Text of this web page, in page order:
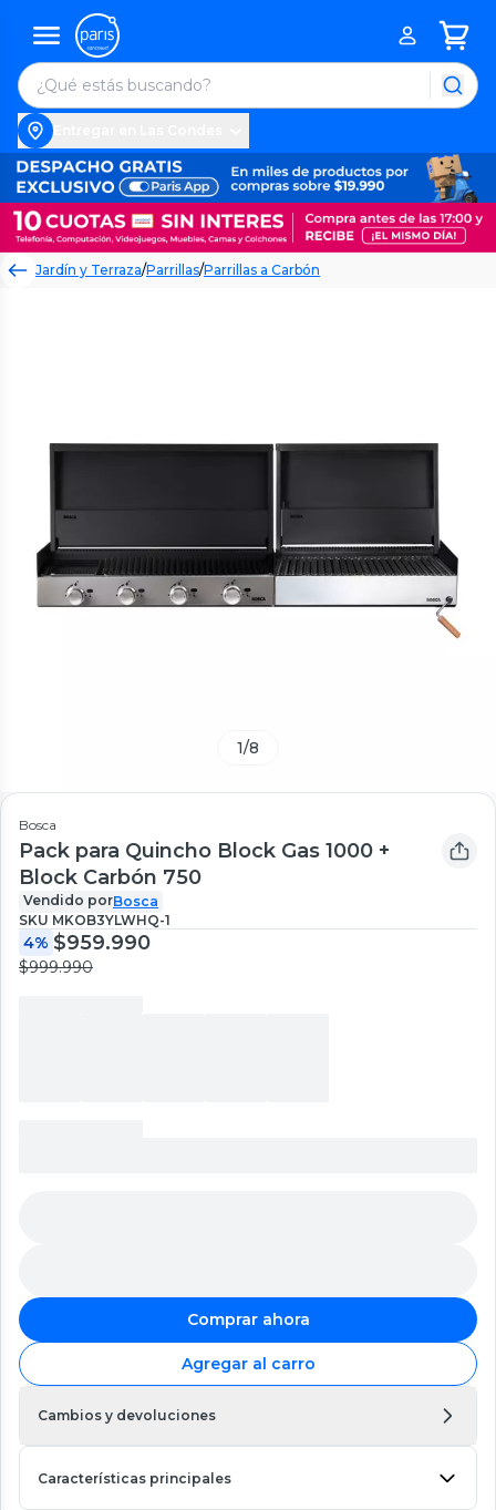
Jardín y Terraza/Parrillas/Parrillas a Carbón
1/8
Bosca
Pack para Quincho Block Gas 1000 +
Block Carbón 750
Vendido porBosca
SKU MKOB3YLWHQ-1
4% $959.990
$999.990
Comprar ahora
Agregar al carro
Cambios y devoluciones
Características principales